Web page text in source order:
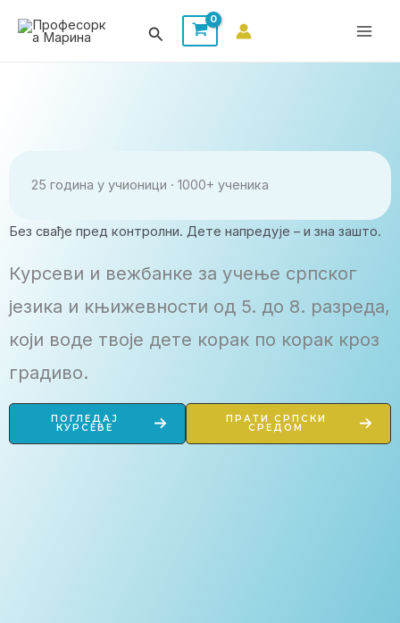
Претрага
25 година у учионици · 1000+ ученика
Без свађе пред контролни. Дете напредује – и зна зашто.
Курсеви и вежбанке за учење српског
језика и књижевности од 5. до 8. разреда,
који воде твоје дете корак по корак кроз
градиво.
ПОГЛЕДАЈ
КУРСЕВЕ
ПРАТИ СРПСКИ
СРЕДОМ